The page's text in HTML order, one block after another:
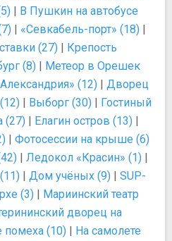
| В Пушкин на автобусе
| «Севкабель-порт» (18) |
(27) | Крепость
(8) | Метеор в Орешек
(12) | Дворец
| Выборг (30) | Гостиный
(27) | Елагин остров (13) |
| Фотосессии на крыше (6)
| Ледокол «Красин» (1) |
| Дом учёных (9) | SUP-
(3) | Мариинский театр
дворец на
помеха (10) | На самолете